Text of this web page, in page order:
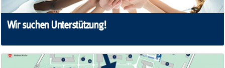
Wir suchen Unterstützung!